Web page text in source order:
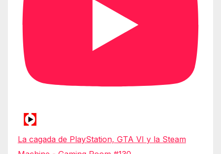
La cagada de PlayStation, GTA VI y la Steam